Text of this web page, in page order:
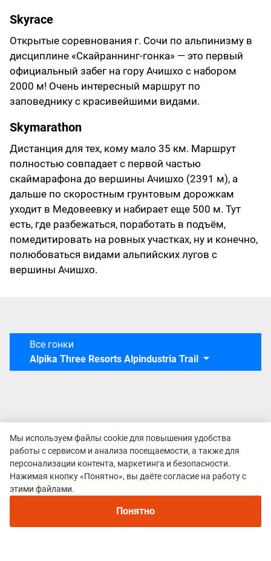
Skyrace
Открытые соревнования г. Сочи по альпинизму в
дисциплине «Скайраннинг-гонка» — это первый
официальный забег на гору Ачишхо с набором
2000 м! Очень интересный маршрут по
заповеднику с красивейшими видами.
Skymarathon
Дистанция для тех, кому мало 35 км. Маршрут
полностью совпадает с первой частью
скаймарафона до вершины Ачишхо (2391 м), а
дальше по скоростным грунтовым дорожкам
уходит в Медовеевку и набирает еще 500 м. Тут
есть, где разбежаться, поработать в подъём,
помедитировать на ровных участках, ну и конечно,
полюбоваться видами альпийских лугов с
вершины Ачишхо.
Все гонки
Alpika Three Resorts Alpindustria Trail
Мы используем файлы cookie для повышения удобства
работы с сервисом и анализа посещаемости, а также для
персонализации контента, маркетинга и безопасности.
Нажимая кнопку «Понятно», вы даёте согласие на работу с
этими файлами.
Понятно